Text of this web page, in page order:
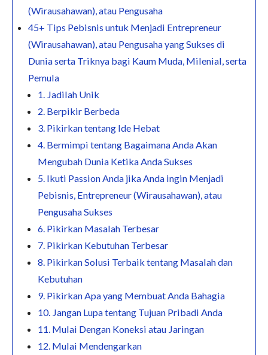
(Wirausahawan), atau Pengusaha
45+ Tips Pebisnis untuk Menjadi Entrepreneur
(Wirausahawan), atau Pengusaha yang Sukses di
Dunia serta Triknya bagi Kaum Muda, Milenial, serta
Pemula
1. Jadilah Unik
2. Berpikir Berbeda
3. Pikirkan tentang Ide Hebat
4. Bermimpi tentang Bagaimana Anda Akan
Mengubah Dunia Ketika Anda Sukses
5. Ikuti Passion Anda jika Anda ingin Menjadi
Pebisnis, Entrepreneur (Wirausahawan), atau
Pengusaha Sukses
6. Pikirkan Masalah Terbesar
7. Pikirkan Kebutuhan Terbesar
8. Pikirkan Solusi Terbaik tentang Masalah dan
Kebutuhan
9. Pikirkan Apa yang Membuat Anda Bahagia
10. Jangan Lupa tentang Tujuan Pribadi Anda
11. Mulai Dengan Koneksi atau Jaringan
12. Mulai Mendengarkan